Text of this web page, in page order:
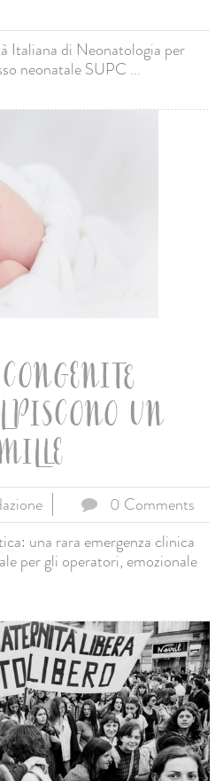
Italiana di Neonatologia per
neonatale SUPC ...
UN
0 Comments
una rara emergenza clinica
per gli operatori, emozionale